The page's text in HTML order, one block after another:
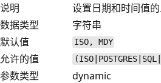
说明
设置日期和时间值
数据类型
字符串
默认值
ISO, MDY
允许的值
参数类型
dynamic